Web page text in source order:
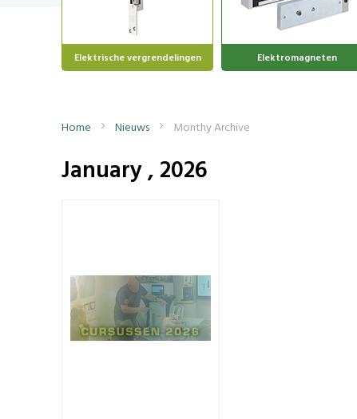
Elektrische vergrendelingen Elektromagneten
Home Nieuws Monthy Archive
January , 2026